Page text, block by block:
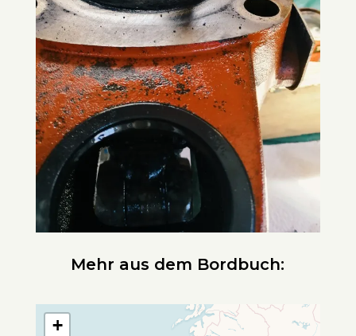
Mehr aus dem Bordbuch:
+